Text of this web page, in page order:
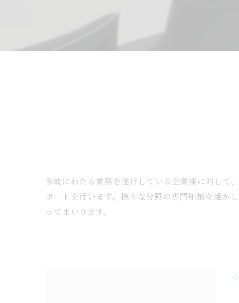
多岐にわたる業務を遂行している企業様に対して
ポートを行います。様々な分野の専門知識を活か
ってまいります。